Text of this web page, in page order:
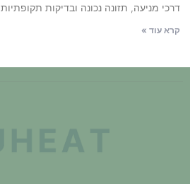
דרכי מניעה, תזונה נכונה ובדיקות תקופתיות
קרא עוד »